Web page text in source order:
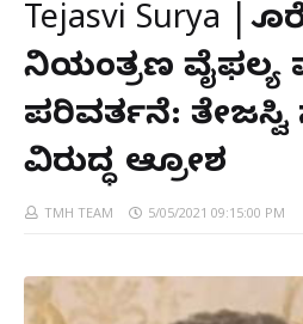
Tejasvi Surya |
ನಿಯಂತ್ರಣ ವೈಫಲ್ಯ
ಪರಿವರ್ತನೆ:
ವಿರುದ್ಧ ಆಕ್ರೋಶ
TMH TEAM 5/05/2021 09:15:00 PM